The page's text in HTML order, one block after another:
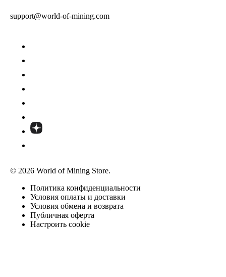
support@world-of-mining.com
© 2026 World of Mining Store.
Политика конфиденциальности
Условия оплаты и доставки
Условия обмена и возврата
Публичная оферта
Настроить cookie